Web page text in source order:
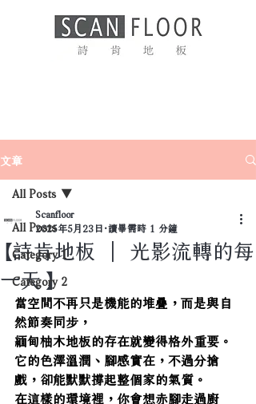
文章
All Posts
Category 1
Category 2
All Posts
【詩肯地板 ｜ 光影流轉的每
一天】
Scanfloor
2025年5月23日 讀畢需時 1 分鐘
當空間不再只是機能的堆疊，而是與自
然節奏同步，
緬甸柚木地板的存在就變得格外重要。
它的色澤溫潤、腳感實在，不過分搶
戲，卻能默默撐起整個家的氣質。
在這樣的環境裡，你會想赤腳走過廚